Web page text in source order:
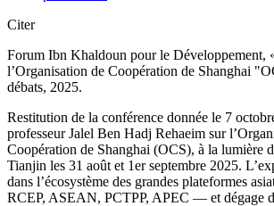
Citer
Forum Ibn Khaldoun pour le Développement,
l’Organisation de Coopération de Shanghai
débats, 2025.
Restitution de la conférence donnée le 7
professeur Jalel Ben Hadj Rehaeim sur
Coopération de Shanghai (OCS), à la lumière
Tianjin les 31 août et 1er septembre 2025.
dans l’écosystème des grandes plateformes
RCEP, ASEAN, PCTPP, APEC — et dégage